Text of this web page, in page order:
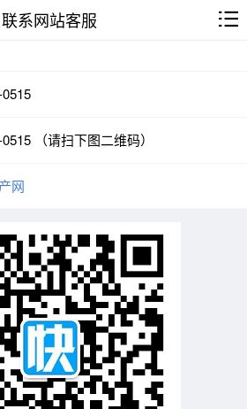
联系网站客服
（请扫下图二维码）